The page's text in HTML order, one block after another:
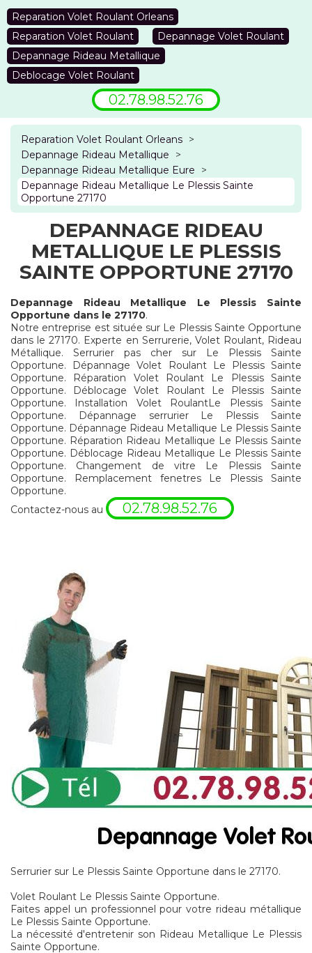
Reparation Volet Roulant Orleans
Reparation Volet Roulant
Depannage Volet Roulant
Depannage Rideau Metallique
Deblocage Volet Roulant
02.78.98.52.76
Reparation Volet Roulant Orleans >
Depannage Rideau Metallique
>
Depannage Rideau Metallique Eure
>
Depannage Rideau Metallique Le Plessis Sainte
Opportune 27170
DEPANNAGE RIDEAU
METALLIQUE LE PLESSIS
SAINTE OPPORTUNE 27170
Depannage Rideau Metallique Le Plessis Sainte
Opportune dans le 27170.
Notre entreprise est située sur Le Plessis Sainte Opportune
dans le 27170. Experte en Serrurerie, Volet Roulant, Rideau
Métallique. Serrurier pas cher sur Le Plessis Sainte
Opportune. Dépannage Volet Roulant Le Plessis Sainte
Opportune. Réparation Volet Roulant Le Plessis Sainte
Opportune. Déblocage Volet Roulant Le Plessis Sainte
Opportune. Installation Volet RoulantLe Plessis Sainte
Opportune. Dépannage serrurier Le Plessis Sainte
Opportune. Dépannage Rideau Metallique Le Plessis Sainte
Opportune. Réparation Rideau Metallique Le Plessis Sainte
Opportune. Déblocage Rideau Metallique Le Plessis Sainte
Opportune. Changement de vitre Le Plessis Sainte
Opportune. Remplacement fenetres Le Plessis Sainte
Opportune.
Contactez-nous au
02.78.98.52.76
Serrurier sur Le Plessis Sainte Opportune dans le 27170.
Volet Roulant Le Plessis Sainte Opportune.
Faites appel un professionnel pour votre rideau métallique
Le Plessis Sainte Opportune.
La nécessité d'entretenir son Rideau Metallique Le Plessis
Sainte Opportune.